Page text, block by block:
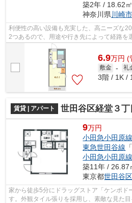
築2年 / 18.62㎡
神奈川県 川崎
利便性の高い設備も充実した、高ニーズな
2つあるので、用途や行き先によって経路を
はアパートです。最上階のアパートです...
6.9万円 (
敷金 - 礼
3階 / 1K /
賃貸 | アパート 世田谷区経堂３丁
9万円
小田急小田原線
東急世田谷線
小田急小田原線
築11年 / 26.87
東京都世田谷
家から徒歩5分にドラッグストア「ケンポド
す。外観タイル張りを採用し、素敵な見た